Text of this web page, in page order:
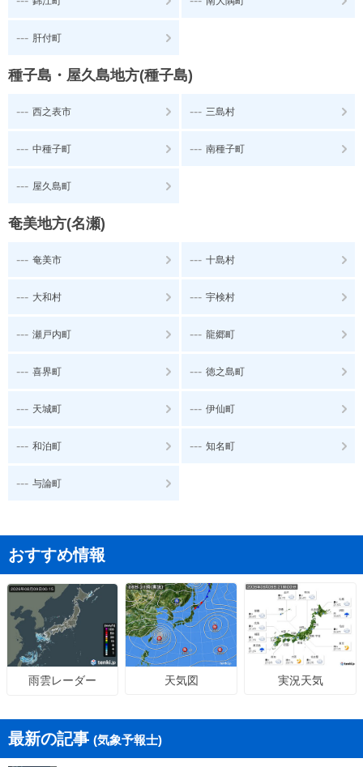
--- 肝付町
種子島・屋久島地方(種子島)
--- 西之表市 --- 三島村
--- 中種子町 --- 南種子町
--- 屋久島町
奄美地方(名瀬)
--- 奄美市 --- 十島村
--- 大和村 --- 宇検村
--- 瀬戸内町 --- 龍郷町
--- 喜界町 --- 徳之島町
--- 天城町 --- 伊仙町
--- 和泊町 --- 知名町
--- 与論町
おすすめ情報
雨雲レーダー 天気図 実況天気
最新の記事 (気象予報士)